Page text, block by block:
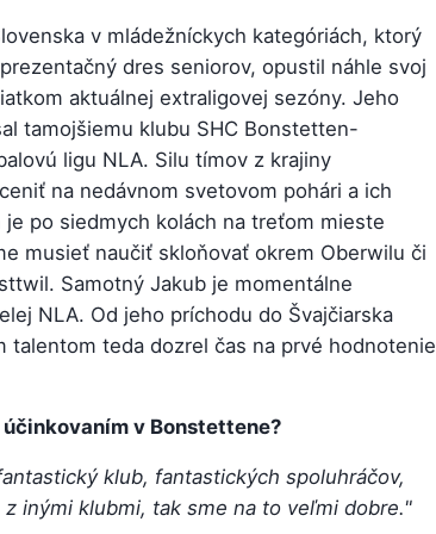
v mládežníckych kategóriách, ktorý
dres seniorov, opustil náhle svoj
aktuálnej extraligovej sezóny. Jeho
tamojšiemu klubu SHC Bonstetten-
ligu NLA. Silu tímov z krajiny
na nedávnom svetovom pohári a ich
po siedmych kolách na treťom mieste
musieť naučiť skloňovať okrem Oberwilu či
Samotný Jakub je momentálne
NLA. Od jeho príchodu do Švajčiarska
talentom teda dozrel čas na prvé hodnotenie
v Bonstettene?
klub, fantastických spoluhráčov,
inými klubmi, tak sme na to veľmi dobre."